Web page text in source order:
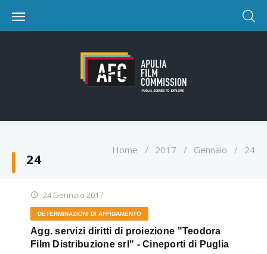
24
Home / 2017 / Gennaio / 24
24 Gennaio 2017
DETERMINAZIONI DI AFFIDAMENTO
Agg. servizi diritti di proiezione "Teodora
Film Distribuzione srl" - Cineporti di Puglia